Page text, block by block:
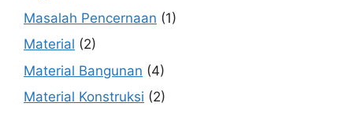
Masalah Pencernaan (1)
Material (2)
Material Bangunan (4)
Material Konstruksi (2)